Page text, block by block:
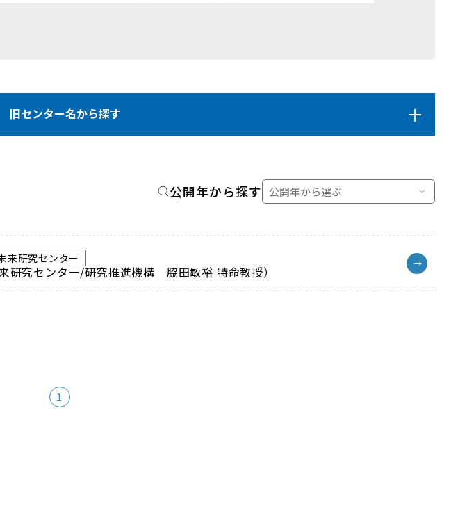
旧センター名から探す
公開年から探す
来研究センター
研究センター/研究推進機構 脇田敏裕 特命教授）
→
1